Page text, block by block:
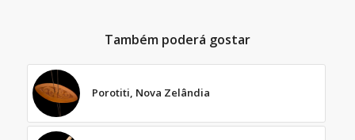
Também poderá gostar
Porotiti, Nova Zelândia